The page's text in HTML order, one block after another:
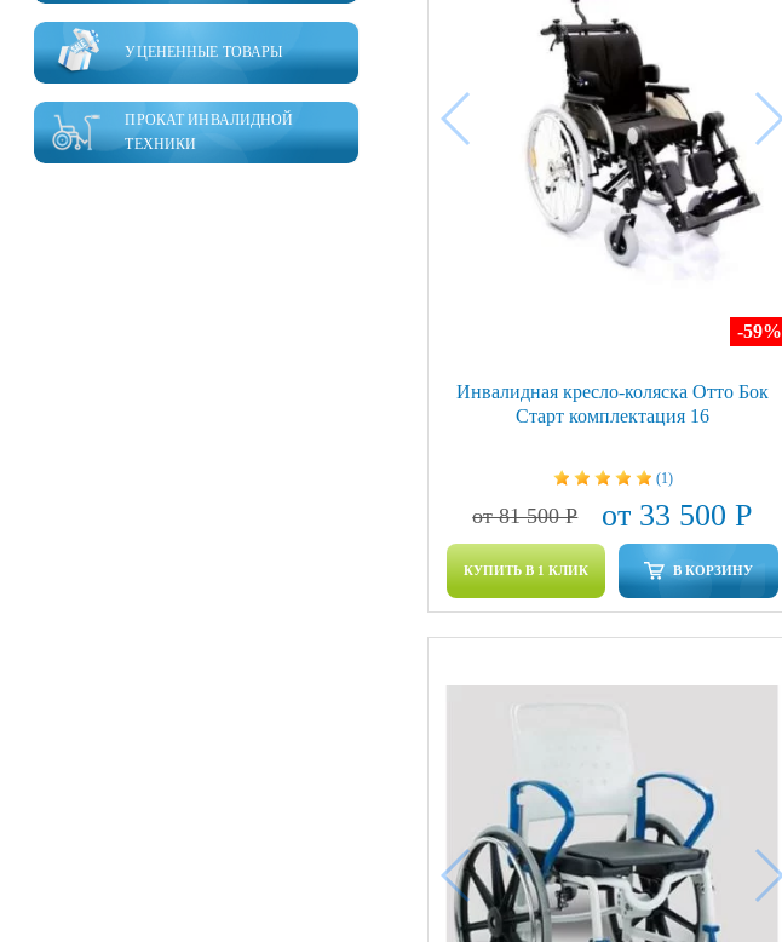
ПРОКАТ ИНВАЛИДНОЙ
ТЕХНИКИ
УЦЕНЕННЫЕ ТОВАРЫ
-59%
Инвалидная кресло-коляска Отто Бок
Старт комплектация 16
(1)
от 81 500 Р от 33 500 Р
КУПИТЬ В 1 КЛИК В КОРЗИНУ